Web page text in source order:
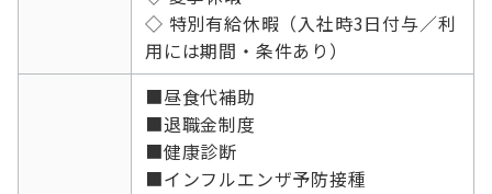
◇ 特別有給休暇（入社時3日付与／利
用には期間・条件あり）
■昼食代補助
■退職金制度
■健康診断
■インフルエンザ予防接種